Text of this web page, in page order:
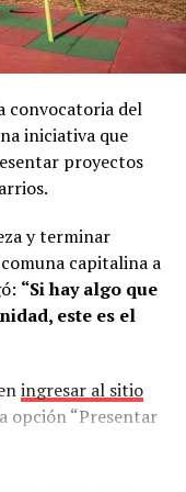
cumplan las
convocatoria
la página web del
resolver uno de
actualmente las
una búsqueda,
perfiles.
de recursos
hacer frente a
de Empleo se
el proceso.
se
Soemp
Hugo
gremialMarcelo
Bogadoy el
convocatoria del
iniciativa que
proyectos
y terminar
capitalina a
“Si hay algo que
este es el
ingresar al sitio
opción “Presentar